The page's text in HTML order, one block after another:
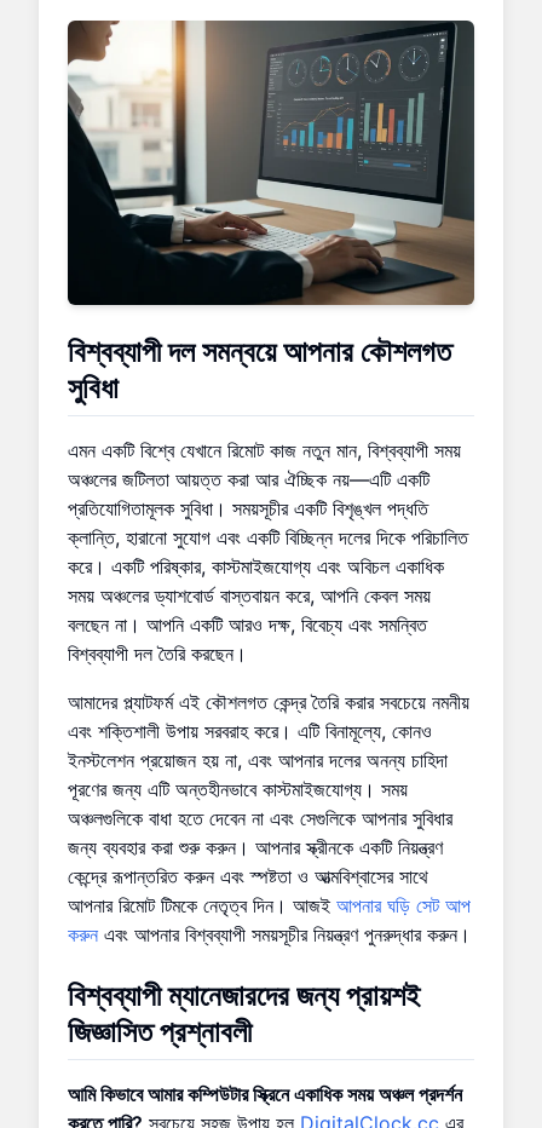
বিশ্বব্যাপী দল সমন্বয়ে আপনার কৌশলগত
সুবিধা
এমন একটি বিশ্বে যেখানে রিমোট কাজ নতুন মান, বিশ্বব্যাপী সময়
অঞ্চলের জটিলতা আয়ত্ত করা আর ঐচ্ছিক নয়—এটি একটি
প্রতিযোগিতামূলক সুবিধা। সময়সূচীর একটি বিশৃঙ্খল পদ্ধতি
ক্লান্তি, হারানো সুযোগ এবং একটি বিচ্ছিন্ন দলের দিকে পরিচালিত
করে। একটি পরিষ্কার, কাস্টমাইজযোগ্য এবং অবিচল একাধিক
সময় অঞ্চলের ড্যাশবোর্ড বাস্তবায়ন করে, আপনি কেবল সময়
বলছেন না। আপনি একটি আরও দক্ষ, বিবেচ্য এবং সমন্বিত
বিশ্বব্যাপী দল তৈরি করছেন।
আমাদের প্ল্যাটফর্ম এই কৌশলগত কেন্দ্র তৈরি করার সবচেয়ে নমনীয়
এবং শক্তিশালী উপায় সরবরাহ করে। এটি বিনামূল্যে, কোনও
ইনস্টলেশন প্রয়োজন হয় না, এবং আপনার দলের অনন্য চাহিদা
পূরণের জন্য এটি অন্তহীনভাবে কাস্টমাইজযোগ্য। সময়
অঞ্চলগুলিকে বাধা হতে দেবেন না এবং সেগুলিকে আপনার সুবিধার
জন্য ব্যবহার করা শুরু করুন। আপনার স্ক্রীনকে একটি নিয়ন্ত্রণ
কেন্দ্রে রূপান্তরিত করুন এবং স্পষ্টতা ও আত্মবিশ্বাসের সাথে
আপনার রিমোট টিমকে নেতৃত্ব দিন। আজই আপনার ঘড়ি সেট আপ
করুন এবং আপনার বিশ্বব্যাপী সময়সূচীর নিয়ন্ত্রণ পুনরুদ্ধার করুন।
বিশ্বব্যাপী ম্যানেজারদের জন্য প্রায়শই
জিজ্ঞাসিত প্রশ্নাবলী
আমি কিভাবে আমার কম্পিউটার স্ক্রিনে একাধিক সময় অঞ্চল প্রদর্শন